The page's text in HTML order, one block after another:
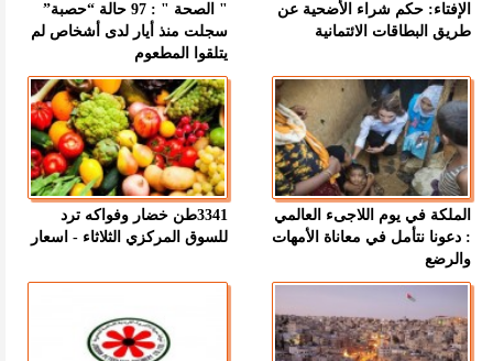
الإفتاء: حكم شراء الأضحية عن
طريق البطاقات الائتمانية
" الصحة " : 97 حالة “حصبة”
سجلت منذ أيار لدى أشخاص لم
يتلقوا المطعوم
الملكة في يوم اللاجىء العالمي
: دعونا نتأمل في معاناة الأمهات
والرضع
3341طن خضار وفواكه ترد
للسوق المركزي الثلاثاء - اسعار